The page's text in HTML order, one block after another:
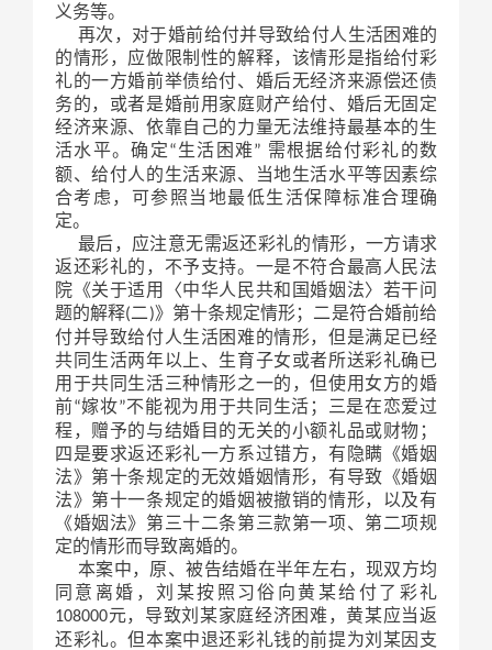
义务等。
再次，对于婚前给付并导致给付人生活困难的
的情形，应做限制性的解释，该情形是指给付彩
礼的一方婚前举债给付、婚后无经济来源偿还债
务的，或者是婚前用家庭财产给付、婚后无固定
经济来源、依靠自己的力量无法维持最基本的生
活水平。确定“生活困难” 需根据给付彩礼的数
额、给付人的生活来源、当地生活水平等因素综
合考虑，可参照当地最低生活保障标准合理确
定。
最后，应注意无需返还彩礼的情形，一方请求
返还彩礼的，不予支持。一是不符合最高人民法
院《关于适用〈中华人民共和国婚姻法〉若干问
题的解释(二)》第十条规定情形；二是符合婚前给
付并导致给付人生活困难的情形，但是满足已经
共同生活两年以上、生育子女或者所送彩礼确已
用于共同生活三种情形之一的，但使用女方的婚
前“嫁妆”不能视为用于共同生活；三是在恋爱过
程，赠予的与结婚目的无关的小额礼品或财物；
四是要求返还彩礼一方系过错方，有隐瞒《婚姻
法》第十条规定的无效婚姻情形，有导致《婚姻
法》第十一条规定的婚姻被撤销的情形，以及有
《婚姻法》第三十二条第三款第一项、第二项规
定的情形而导致离婚的。
本案中，原、被告结婚在半年左右，现双方均
同意离婚，刘某按照习俗向黄某给付了彩礼
108000元，导致刘某家庭经济困难，黄某应当返
还彩礼。但本案中退还彩礼钱的前提为刘某因支